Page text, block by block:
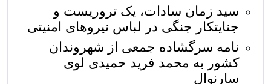
سید زمان سادات، یک تروریست و
جنایتکار جنگی در لباس نیروهای امنیتی
نامه سرگشاده جمعی از شهروندان
کشور به محمد فرید حمیدی لوی
سارنوال